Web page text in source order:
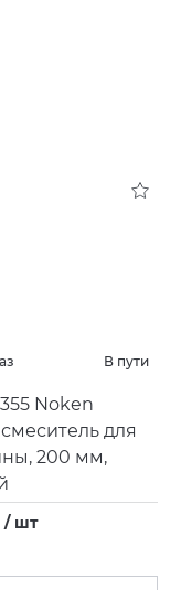
В пути
Noken
для
200 мм,
/ шт